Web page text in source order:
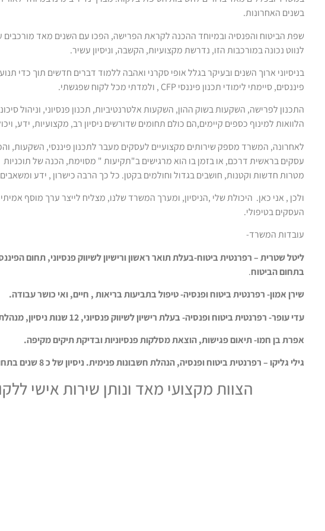
בשנים האחרונות.
שפת הביטוח והפנסיה ובמיוחד ההכנה לקראת הפרישה, הפכו עם השנים מאד מורכבים
לנווט נכונה במורכבות הזו, נדרשת מקצועיות, הקשבה, וניסיון עשיר.
בניסיוני ארוך השנים ובעיקר בגלל אופי סקרני ואהבה ללמוד דברים חדשים תוך כדי
פיננסים, סיימתי לימודי תכנון פיננסי CFP , ולמדתי מכל לקוח שפגשתי.
התכנון לפרישה, השקעות בשוק ההון, השקעות אלטרנטיביות, תכנון פנסיוני, וניהול
הלוואות למינוף כספים קיימים,הם כולם תחומים שדורשים ניסיון רב, מקצועיות, ידע,
לאחרונה, המשרד מספק שירותים מקצועיים לעסקים מעבר לתכנון פיננסי, השקעות,
עסקים בראשית דרכם, או בזמן בו הוא מרגישים ב"תקיעות " מסוימת, הכנה של
מטרות חדשות וקטנות, חושבים בגדול וחולמים בקטן. כל כך הרבה כישרון , ידע
ולכן , אני כאן. היכולת שלי ,הניסיון, ומערך המשרד שלנו, מצליח לייצר ערך מוסף
העסקים בטיפולי.
עובדות המשרד-
ליטל שטרית –
בתחום הביטוח.
שירן אמון- רפרנטית ביטוח ופנסיה- טיפול בתביעות בריאות , חיים, ואי כושר עבודה.
עדי עופר- רפרנטית ביטוח ופנסיה- בעלת רישיון לשיווק פנסיוני, 12 שנות ניסיון, מנהלת צוות.
אפרת בן חמו- תיאום פגישות, הוצאת מסלקות פנסיוניות ובדיקת תיקים מקיפה.
גילי גליקו – רפרנטית ביטוח ופנסיה, הנהלת חשבונות פנימית. ניסיון של כ 8 שנים בתחום הביטוח והפנסיה.
הצוות מקצועי מאד ונותן שירות אישי